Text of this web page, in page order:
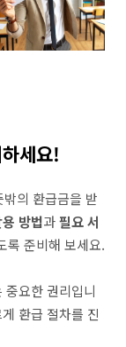
세요!
의 환급금을 받
방법과필요 서
록 준비해 보세요.
요한 권리입니
환급 절차를 진